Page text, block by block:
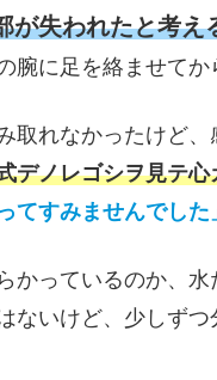
が失われたと考え
腕に足を絡ませてか
取れなかったけど
デノレゴシヲ見テ
てすみませんでした
かっているのか、
ないけど、少しずつ